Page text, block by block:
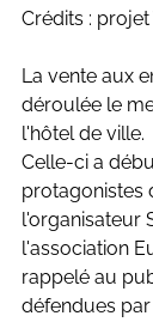
Crédits : projet
La vente aux
déroulée le
l'hôtel de ville.
Celle-ci a
protagonistes
l'organisateur
l'association
rappelé au
défendues